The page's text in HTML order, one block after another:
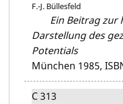
F.-J. Büllesfeld
Ein Beitrag zur
Darstellung des
Potentials
München 1985,
C 313